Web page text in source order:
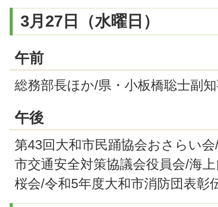
3月27日（水曜日）
午前
総務部長ほか/県・小板橋聡士副
午後
第43回大和市民踊協会おさらい
市交通安全対策協議会役員会/海
桜会/令和5年度大和市消防団表彰